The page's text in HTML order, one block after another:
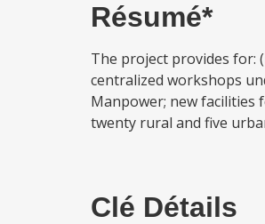
Résumé*
The project provides for:
centralized workshops
Manpower; new
twenty rural and five
Clé Détails